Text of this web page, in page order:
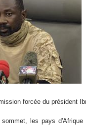
forcée du président
sommet, les pays